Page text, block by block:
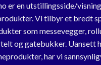
er en utstillingsside/
Vi tilbyr et bredt
som messevegger,
og gatebukker. Uansett
har vi